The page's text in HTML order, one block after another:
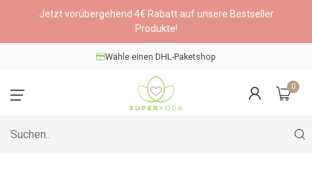
Jetzt vorübergehend 4€ Rabatt auf unsere Bestseller
Produkte!
Wähle einen DHL-Paketshop
0